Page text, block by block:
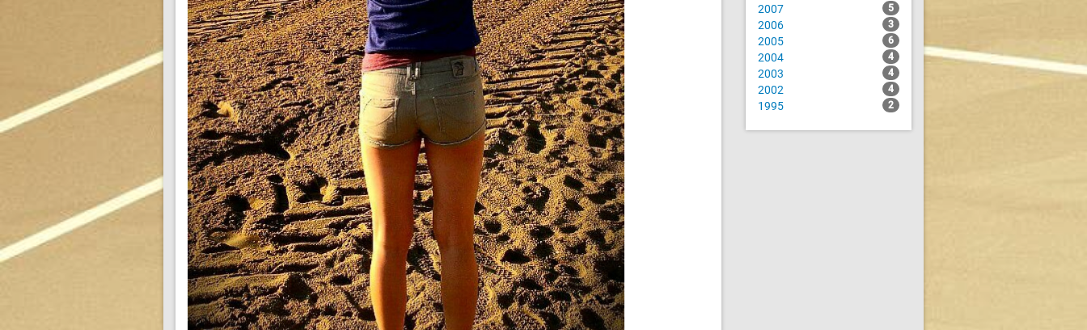
2007 5
2006 3
2005 6
2004 4
2003 4
2002 4
1995 2